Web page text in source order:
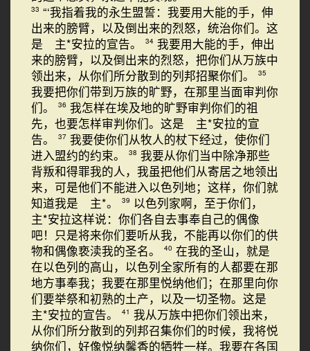
33 “‘我指着我的永生盟誓：我要用大能的手，伸
出来的膀臂，以及倒出来的烈怒，统治你们。这
是 主*安拉的宣告。
34 我要用大能的手，伸出
来的膀臂，以及倒出来的烈怒，把你们从万族中
领出来，从你们所分散到的列邦招聚你们。
35
我要把你们带到万族的旷野，在那里当面审判你
们。
36 我怎样在埃及地的旷野审判你们的祖
先，也要怎样审判你们。这是 主*安拉的宣
告。
37 我要使你们从牧人的杖下经过，使你们
进入盟约的约束。
38 我要从你们当中除净那些
背叛和得罪我的人，我虽把他们从寄居之地领出
来，可是他们不能进入以色列地；这样，你们就
知道我是 主*。
39 以色列家啊，至于你们，
主*安拉这样说：你们各自去事奉自己的偶像
吧！只是将来你们要听从我，不能再以你们的供
物和偶像亵渎我的圣名。
40 在我的圣山，就是
在以色列的高山，以色列全家所有的人都要在那
地方事奉我；我要在那里悦纳他们；在那里向你
们要举祭和初熟的土产，以及一切圣物。这是
主*安拉的宣告。
41 我从万族中把你们领出来，
从你们所分散到的列邦召集你们的时候，我将悦
纳你们，好像悦纳馨香的牺牲一样。我要在各国